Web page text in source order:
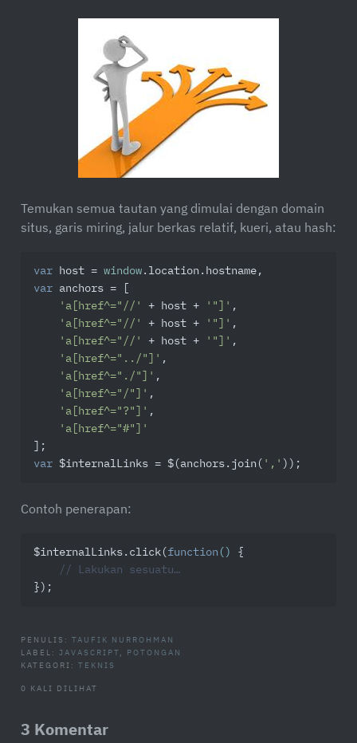
Temukan semua tautan yang dimulai dengan domain
situs, garis miring, jalur berkas relatif, kueri, atau hash:
var host = window
var anchors = [
'a[href^="//'
+ host + '"]' ,
'a[href^="//'
+ host + '"]' ,
'a[href^="//'
+ host + '"]' ,
'a[href^="../"]' ,
'a[href^="./"]' ,
'a[href^="/"]' ,
'a[href^="?"]' ,
'a[href^="#"]'
var $internalLinks = $(anchors.join( ',' ));
Contoh penerapan:
$internalLinks.click( function ( ) {
// Lakukan sesuatu…
});
PENULIS: TAUFIK NURROHMAN
LABEL: JAVASCRIPT
POTONGAN
KATEGORI: TEKNIS
0 KALI DILIHAT
3 Komentar